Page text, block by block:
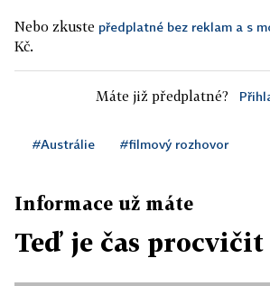
Nebo zkuste předplatné bez reklam a s
Kč.
Máte již předplatné?
#Austrálie #filmový rozhovor
Informace už máte
Teď je čas procvičit